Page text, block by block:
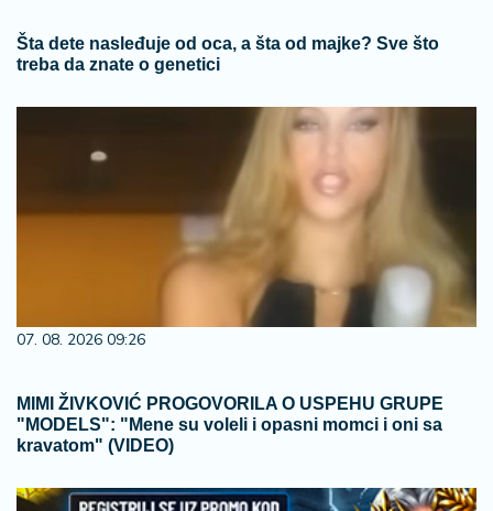
Šta dete nasleđuje od oca, a šta od majke? Sve što
treba da znate o genetici
07. 08. 2026 09:26
MIMI ŽIVKOVIĆ PROGOVORILA O USPEHU GRUPE
"MODELS": "Mene su voleli i opasni momci i oni sa
kravatom" (VIDEO)